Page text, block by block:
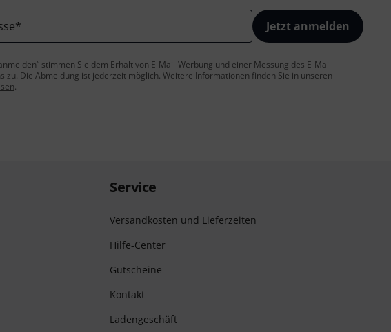
* Jetzt anmelden
stimmen Sie dem Erhalt von E-Mail-Werbung und einer Messung des E-Mail-
zu. Die Abmeldung ist jederzeit möglich. Weitere Informationen finden Sie in unseren
.
Service
Versandkosten und Lieferzeiten
Hilfe-Center
Gutscheine
Kontakt
Ladengeschäft